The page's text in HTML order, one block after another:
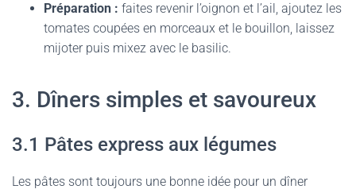
Préparation : faites revenir l’oignon et l’ail, ajoutez les
tomates coupées en morceaux et le bouillon, laissez
mijoter puis mixez avec le basilic.
3. Dîners simples et savoureux
3.1 Pâtes express aux légumes
Les pâtes sont toujours une bonne idée pour un dîner